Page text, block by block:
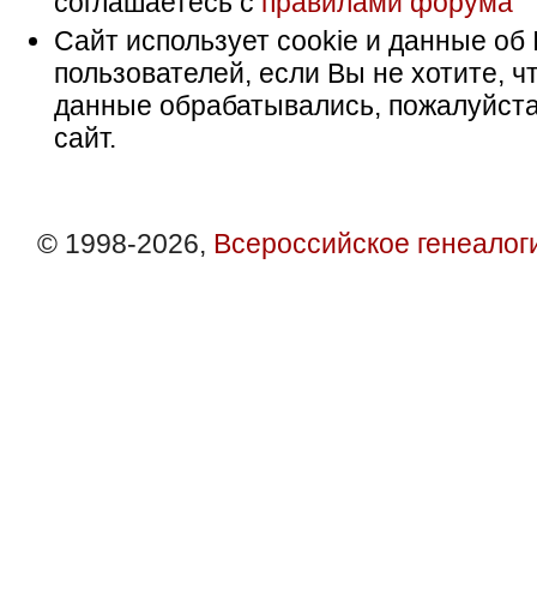
Сайт использует cookie и данные об
пользователей, если Вы не хотите,
данные обрабатывались,
сайт.
© 1998-2026, Всероссийское